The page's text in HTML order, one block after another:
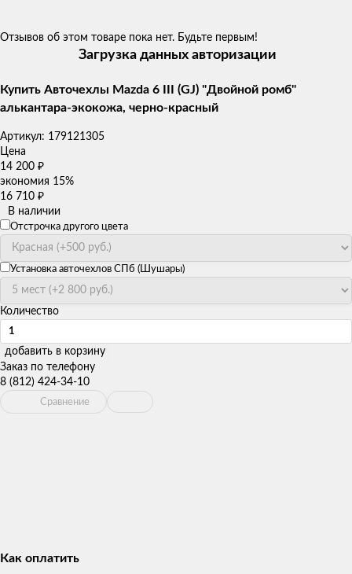
Отзывов об этом товаре пока нет. Будьте первым!
Загрузка данных авторизации
Купить Авточехлы Mazda 6 III (GJ) "Двойной ромб"
алькантара-экокожа, черно-красный
Артикул: 179121305
Цена
14 200 ₽
экономия 15%
16 710 ₽
В наличии
Отстрочка другого цвета
Установка авточехлов СПб (Шушары)
Количество
добавить в корзину
Заказ по телефону
8 (812) 424-34-10
Сравнение
Как оплатить